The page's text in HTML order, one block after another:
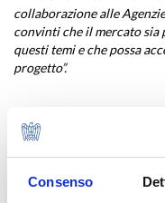
Consenso
collaborazione alle
convinti che il mercato sia
questi temi e che possa
progetto”.
Pubblicato sul sito ASTOI
COMUNICATI